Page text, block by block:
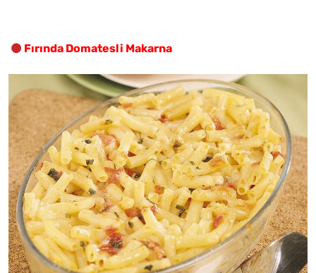
Fırında Domatesli Makarna